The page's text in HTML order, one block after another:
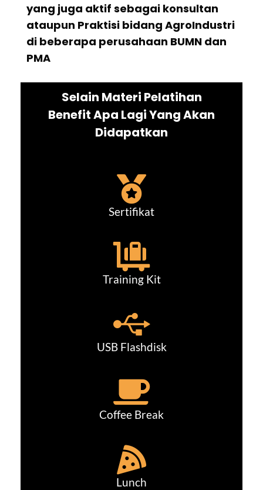
yang juga aktif sebagai konsultan
ataupun Praktisi bidang AgroIndustri
di beberapa perusahaan BUMN dan
PMA
Selain Materi Pelatihan
Benefit Apa Lagi Yang Akan
Didapatkan
Sertifikat
Training Kit
USB Flashdisk
Coffee Break
Lunch